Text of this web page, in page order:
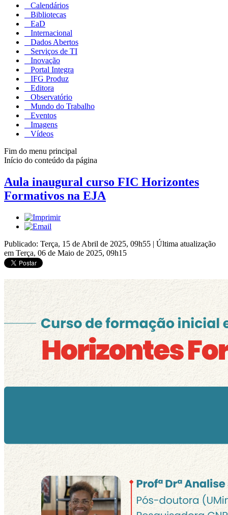
Calendários
Bibliotecas
EaD
Internacional
Dados Abertos
Serviços de TI
Inovação
Portal Integra
IFG Produz
Editora
Observatório
Mundo do Trabalho
Eventos
Imagens
Vídeos
Fim do menu principal
Início do conteúdo da página
Aula inaugural curso FIC Horizontes
Formativos na EJA
Publicado: Terça, 15 de Abril de 2025, 09h55 | Última atualização
em Terça, 06 de Maio de 2025, 09h15